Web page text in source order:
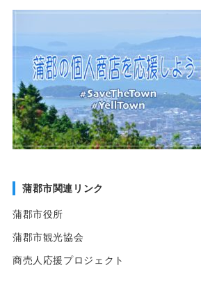
蒲郡市関連リンク
蒲郡市役所
蒲郡市観光協会
商売人応援プロジェクト